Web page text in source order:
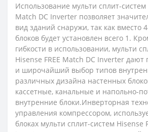
Использование мульти сплит-систем
Match DC Inverter позволяет
вид зданий снаружи, так как вместо
блоков будет установлен всего 1.
гибкости в использовании, мульти
Hisense FREE Match DC Inverter
и широчайший выбор типов
различных дизайна настенных
кассетные, канальные и напольно-
внутренние блоки.Инверторная
управления компрессором,
блоках мульти сплит-систем Hisense